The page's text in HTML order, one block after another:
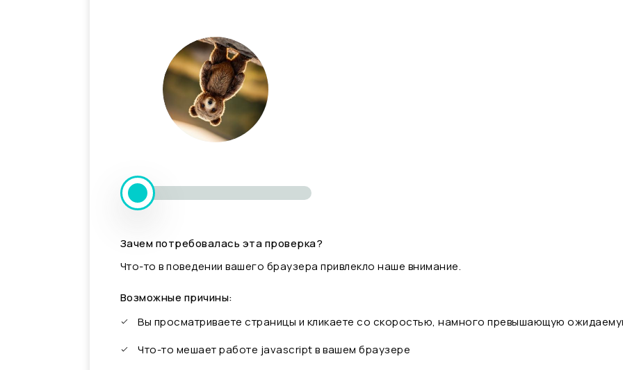
Зачем потребовалась эта проверка?
Что-то в поведении вашего браузера привлекло наше внимание.
Возможные причины:
Вы просматриваете страницы и кликаете со скоростью, намного превышающую
Что-то мешает работе javascript в вашем браузере